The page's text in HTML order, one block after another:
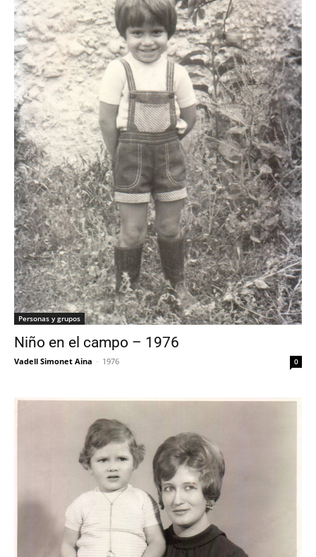
Personas y grupos
Niño en el campo – 1976
Vadell Simonet Aina - 1976 0